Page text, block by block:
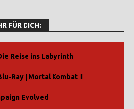
FÜR DICH:
Reise ins Labyrinth
Ray | Mortal Kombat II
Evolved